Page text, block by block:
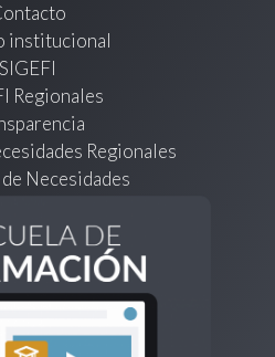
institucional
SIGEFI
Regionales
Regionales
Necesidades